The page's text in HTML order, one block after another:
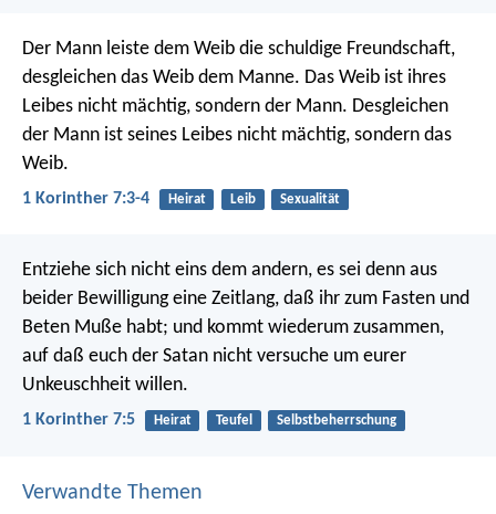
Der Mann leiste dem Weib die schuldige Freundschaft,
desgleichen das Weib dem Manne. Das Weib ist ihres
Leibes nicht mächtig, sondern der Mann. Desgleichen
der Mann ist seines Leibes nicht mächtig, sondern das
Weib.
1 Korinther 7:3-4 Heirat Leib Sexualität
Entziehe sich nicht eins dem andern, es sei denn aus
beider Bewilligung eine Zeitlang, daß ihr zum Fasten und
Beten Muße habt; und kommt wiederum zusammen,
auf daß euch der Satan nicht versuche um eurer
Unkeuschheit willen.
1 Korinther 7:5 Heirat Teufel Selbstbeherrschung
Verwandte Themen